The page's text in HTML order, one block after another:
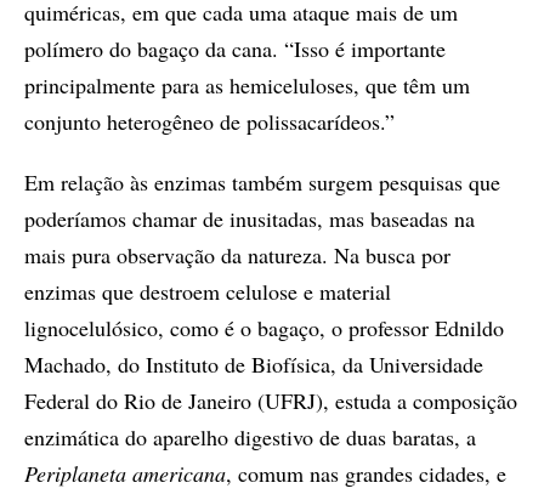
quiméricas, em que cada uma ataque mais de um
polímero do bagaço da cana. “Isso é importante
principalmente para as hemiceluloses, que têm um
conjunto heterogêneo de polissacarídeos.”
Em relação às enzimas também surgem pesquisas que
poderíamos chamar de inusitadas, mas baseadas na
mais pura observação da natureza. Na busca por
enzimas que destroem celulose e material
lignocelulósico, como é o bagaço, o professor Ednildo
Machado, do Instituto de Biofísica, da Universidade
Federal do Rio de Janeiro (UFRJ), estuda a composição
enzimática do aparelho digestivo de duas baratas, a
Periplaneta americana, comum nas grandes cidades, e